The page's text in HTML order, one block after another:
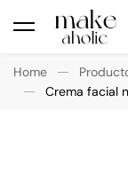
Home
Crema facial